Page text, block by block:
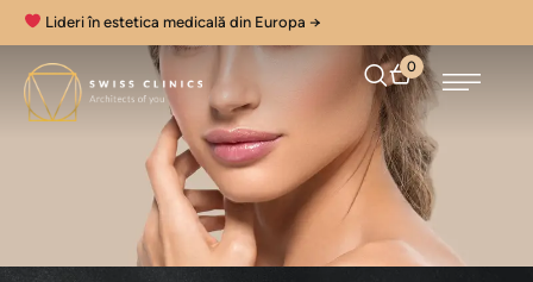
Lideri în estetica medicală din Europa →
0